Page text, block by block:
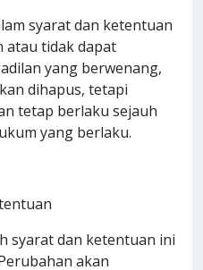
syarat dan ketentuan
atau tidak dapat
yang berwenang,
dihapus, tetapi
tetap berlaku sejauh
yang berlaku.
syarat dan ketentuan ini
akan